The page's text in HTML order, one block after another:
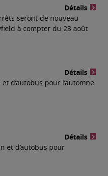
Détails
seront de nouveau
à compter du 23 août
Détails
d’autobus pour l’automne
Détails
et d’autobus pour